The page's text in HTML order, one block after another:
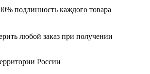
подлинность каждого товара
любой заказ при получении
России